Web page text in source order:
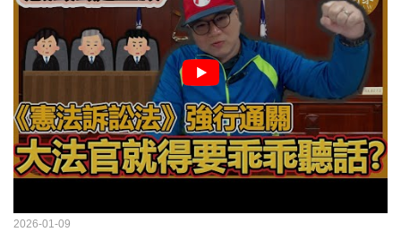
2026-01-09